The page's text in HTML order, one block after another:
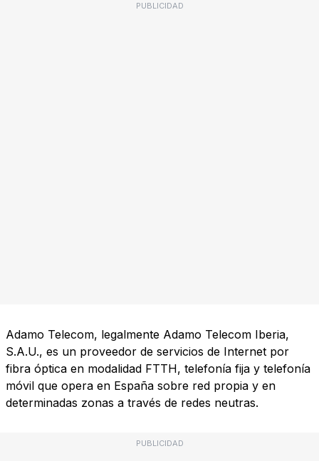
PUBLICIDAD
Adamo Telecom, legalmente Adamo Telecom Iberia,
S.A.U., es un proveedor de servicios de Internet por
fibra óptica en modalidad FTTH, telefonía fija y telefonía
móvil que opera en España sobre red propia y en
determinadas zonas a través de redes neutras.
PUBLICIDAD